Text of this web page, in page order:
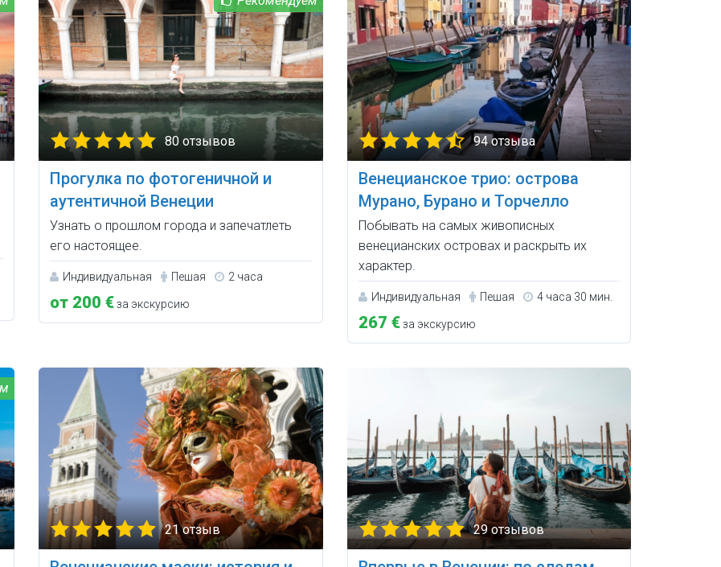
80 отзывов
Прогулка по фотогеничной и
аутентичной Венеции
Узнать о прошлом города и запечатлеть
его настоящее.
Индивидуальная Пешая 2 часа
от 200 €за экскурсию
94 отзыва
Венецианское трио: острова
Мурано, Бурано и Торчелло
Побывать на самых живописных
венецианских островах и раскрыть их
характер.
Индивидуальная Пешая 4 часа 30 мин.
267 €за экскурсию
21 отзыв 29 отзывов